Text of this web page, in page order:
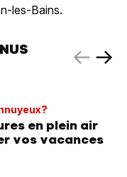
les-Bains.
en plein air
vos vacances